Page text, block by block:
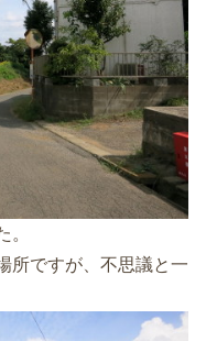
。
所ですが、不思議と一